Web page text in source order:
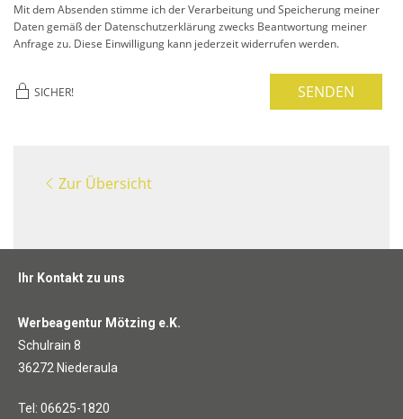
Mit dem Absenden stimme ich der Verarbeitung und Speicherung meiner
Daten gemäß der Datenschutzerklärung zwecks Beantwortung meiner
Anfrage zu. Diese Einwilligung kann jederzeit widerrufen werden.
SICHER! SENDEN
Zur Übersicht
Ihr Kontakt zu uns
Werbeagentur Mötzing e.K.
Schulrain 8
36272 Niederaula
Tel: 06625-1820